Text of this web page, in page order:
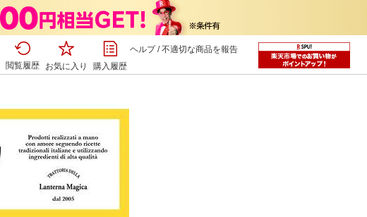
閲覧履歴 お気に入り 購入履歴
ヘルプ/不適切な商品を報告